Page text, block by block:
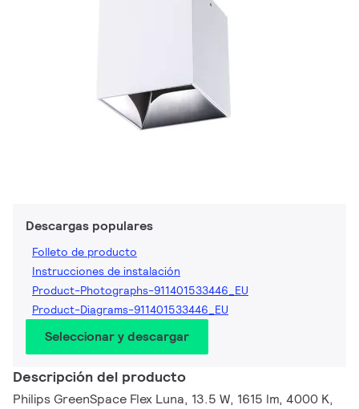
Descargas populares
Folleto de producto
Instrucciones de instalación
Product-Photographs-911401533446_EU
Product-Diagrams-911401533446_EU
Seleccionar y descargar
Descripción del producto
Philips GreenSpace Flex Luna, 13.5 W, 1615 lm, 4000 K,